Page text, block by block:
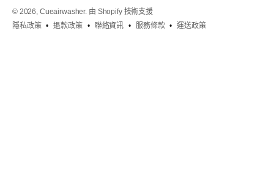
© 2026, Cueairwasher. 由 Shopify 技術支援
隱私政策
退款政策 聯絡資訊 服務條款 運送政策